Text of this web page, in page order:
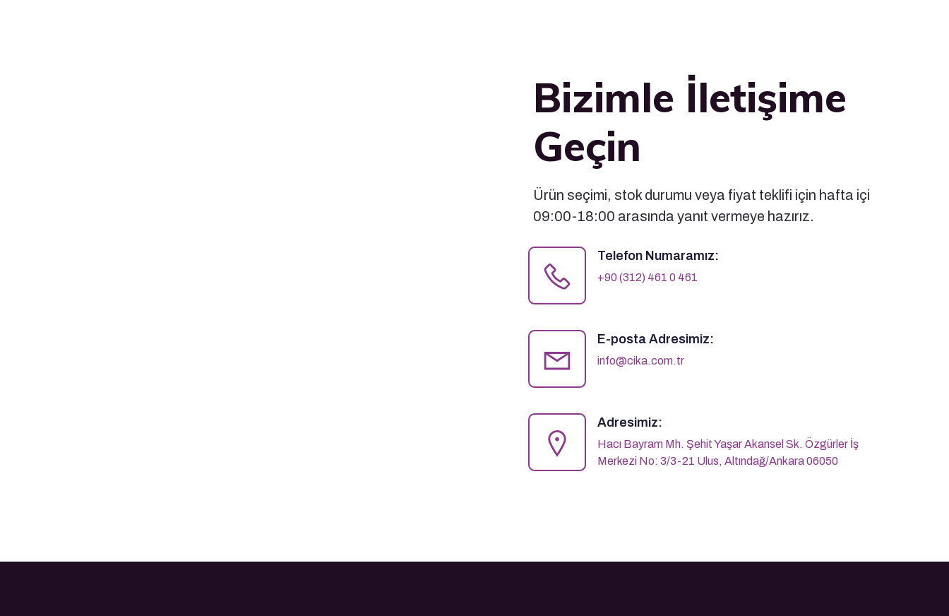
Bizimle İletişime
Geçin
Ürün seçimi, stok durumu veya fiyat teklifi için hafta içi
09:00-18:00 arasında yanıt vermeye hazırız.
Telefon Numaramız:
+90 (312) 461 0 461
E-posta Adresimiz:
info@cika.com.tr
Adresimiz:
Hacı Bayram Mh. Şehit Yaşar Akansel Sk. Özgürler İş
Merkezi No: 3/3-21 Ulus, Altındağ/Ankara 06050